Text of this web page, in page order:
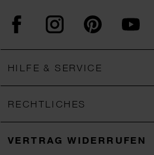
FacebookInstagram Pinterest
HILFE & SERVICE
RECHTLICHES
VERTRAG WIDERRUFEN